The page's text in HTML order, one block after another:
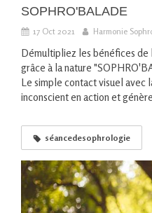
SOPHRO'BALADE
17 Oct 2021 Harmonie
Démultipliez les bénéfices de
grâce à la nature
Le simple contact visuel avec
inconscient en action et
séancedesophrologie